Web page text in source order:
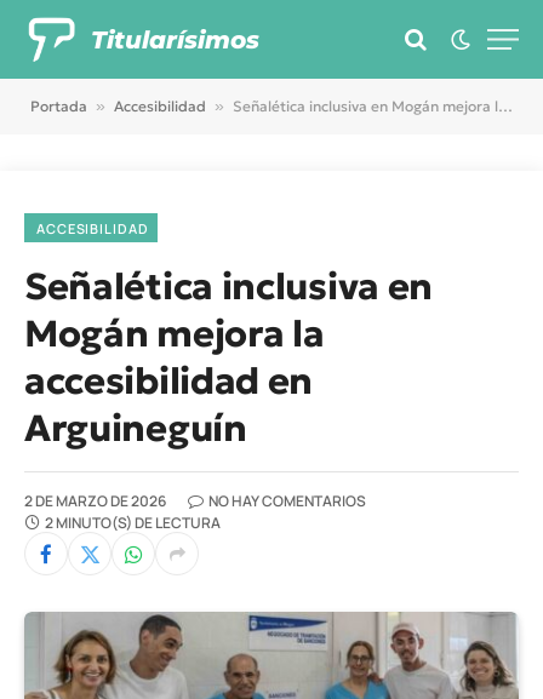
Titularísimos
Portada » Accesibilidad » Señalética inclusiva en Mogán mejora la accesibilidad en Arguineguín
ACCESIBILIDAD
Señalética inclusiva en
Mogán mejora la
accesibilidad en
Arguineguín
2 DE MARZO DE 2026
NO HAY COMENTARIOS
2 MINUTO(S) DE LECTURA